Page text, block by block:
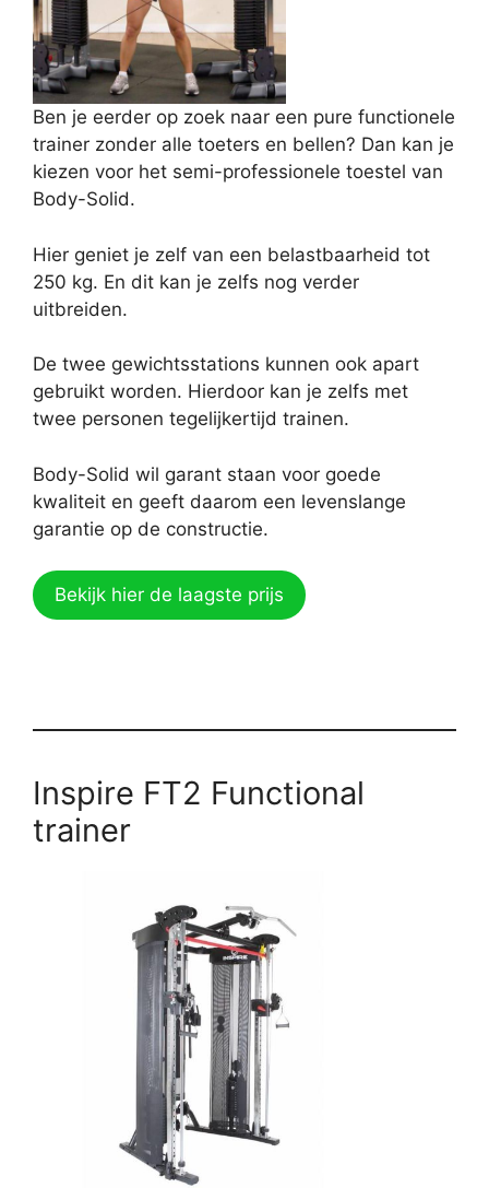
Ben je eerder op zoek naar een pure functionele
trainer zonder alle toeters en bellen? Dan kan je
kiezen voor het semi-professionele toestel van
Body-Solid.
Hier geniet je zelf van een belastbaarheid tot
250 kg. En dit kan je zelfs nog verder
uitbreiden.
De twee gewichtsstations kunnen ook apart
gebruikt worden. Hierdoor kan je zelfs met
twee personen tegelijkertijd trainen.
Body-Solid wil garant staan voor goede
kwaliteit en geeft daarom een levenslange
garantie op de constructie.
Bekijk hier de laagste prijs
Inspire FT2 Functional
trainer